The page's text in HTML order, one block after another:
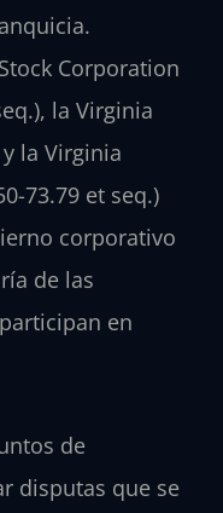
Corporation
la Virginia
y la Virginia
73.79 et seq.)
corporativo
de las
en
de
disputas que se